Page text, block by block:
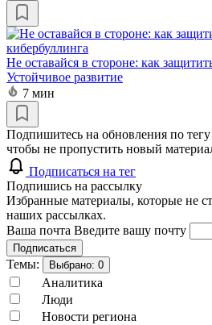
Не оставайся в стороне: как
Устойчивое развитие
7 мин
Подпишитесь на обновления по
чтобы не пропустить новый
Подписаться на тег
Подпишись на рассылку
Избранные материалы, которые не
наших рассылках.
Ваша почта Введите вашу почту
Подписаться
Темы: Выбрано: 0
Аналитика
Люди
Новости региона